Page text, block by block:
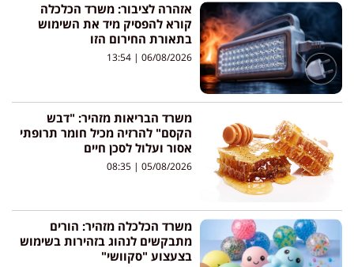
אזהרה לציבור: משרד הכלכלה
קורא להפסיק מיד את השימוש
בתאורת החירום הזו
06/08/2026
משרד הבריאות מזהיר: "דבש
הקסם" להרזיה מכיל חומר תרופתי
אסור ועלול לסכן חיים
05/08/2026
משרד הכלכלה מזהיר: הורים
מתבקשים לנהוג בזהירות בשימוש
בצעצוע "סקוושי"